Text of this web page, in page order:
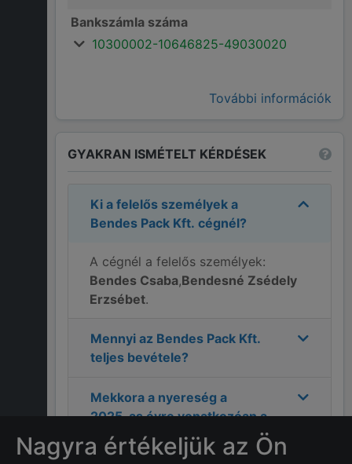
Bankszámla száma
10300002-10646825-49030020
További információk
GYAKRAN ISMÉTELT KÉRDÉSEK
Ki a felelős személyek a
Bendes Pack Kft. cégnél?
A cégnél a felelős személyek:
Bendes Csaba,Bendesné Zsédely
Erzsébet.
Mennyi az Bendes Pack Kft.
teljes bevétele?
Mekkora a nyereség a
2025-as évre vonatkozóan a
Bendes Pack Kft.cégnél?
Nagyra értékeljük az Ön